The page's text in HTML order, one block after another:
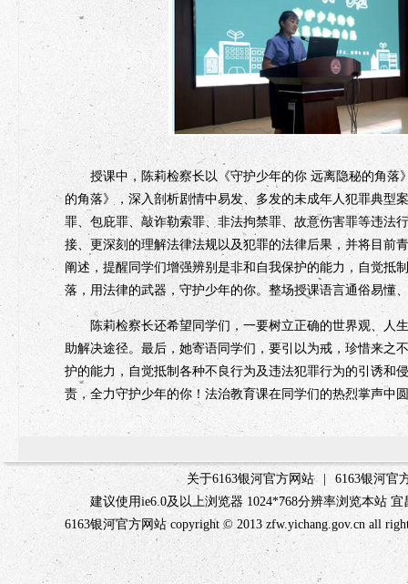
授课中，陈莉检察长以《守护少年的你 远离隐秘的角落
的角落》，深入剖析剧情中易发、多发的未成年人犯罪典型
罪、包庇罪、敲诈勒索罪、非法拘禁罪、故意伤害罪等违法
接、更深刻的理解法律法规以及犯罪的法律后果，并将目前
阐述，提醒同学们增强辨别是非和自我保护的能力，自觉抵
落，用法律的武器，守护少年的你。整场授课语言通俗易懂
陈莉检察长还希望同学们，一要树立正确的世界观、人生
助解决途径。最后，她寄语同学们，要引以为戒，珍惜来之
护的能力，自觉抵制各种不良行为及违法犯罪行为的引诱和
责，全力守护少年的你！法治教育课在同学们的热烈掌声中
关于6163银河官方网站
6163银河官
建议使用ie6.0及以上浏览器 1024*768分辨率浏览本站
6163银河官方网站 copyright © 2013 zfw.yichang.gov.cn all